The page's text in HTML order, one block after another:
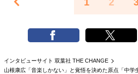
インタビューサイト 双葉社 THE CHANGE
山根康広「音楽しかない」と覚悟を決めた原点「中学